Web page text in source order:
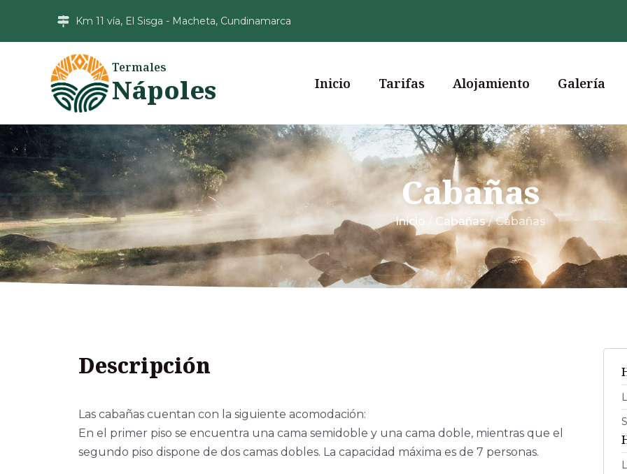
Km 11 vía, El Sisga - Macheta, Cundinamarca
Termales
Nápoles Inicio Tarifas Alojamiento Galería
Cabañas
Inicio Cabañas/ Cabañas
Descripción
Las cabañas cuentan con la siguiente acomodación:
En el primer piso se encuentra una cama semidoble y una cama doble, mientras que el
segundo piso dispone de dos camas dobles. La capacidad máxima es de 7 personas.